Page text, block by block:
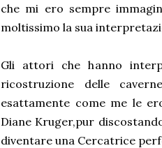
che mi ero sempre
moltissimo la sua
Gli attori che hanno
ricostruzione delle
esattamente come me le ero immaginate... La
Diane Kruger,pur
diventare una Cercatrice